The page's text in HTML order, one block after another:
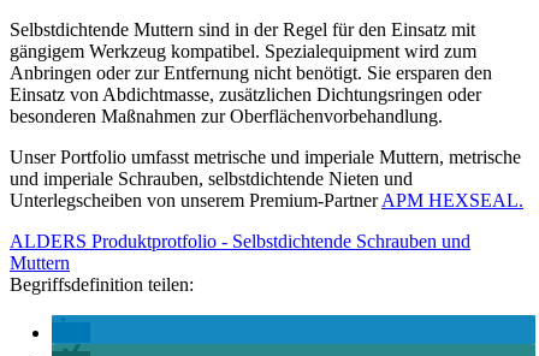
Selbstdichtende Muttern sind in der Regel für den Einsatz mit
gängigem Werkzeug kompatibel. Spezialequipment wird zum
Anbringen oder zur Entfernung nicht benötigt. Sie ersparen den
Einsatz von Abdichtmasse, zusätzlichen Dichtungsringen oder
besonderen Maßnahmen zur Oberflächenvorbehandlung.
Unser Portfolio umfasst metrische und imperiale Muttern, metrische
und imperiale Schrauben, selbstdichtende Nieten und
Unterlegscheiben von unserem Premium-PartnerAPM HEXSEAL.
ALDERS Produktprotfolio - Selbstdichtende Schrauben und
Muttern
Begriffsdefinition teilen: